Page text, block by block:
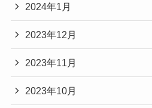
2024年1月
2023年12月
2023年11月
2023年10月